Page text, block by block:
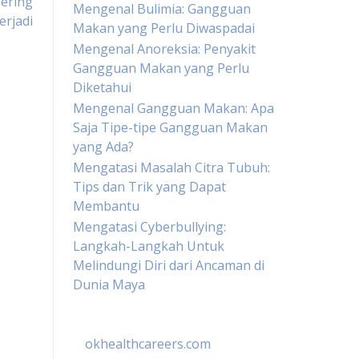
Mengenal Bulimia: Gangguan
Makan yang Perlu Diwaspadai
Mengenal Anoreksia: Penyakit
Gangguan Makan yang Perlu
Diketahui
Mengenal Gangguan Makan: Apa
Saja Tipe-tipe Gangguan Makan
yang Ada?
Mengatasi Masalah Citra Tubuh:
Tips dan Trik yang Dapat
Membantu
Mengatasi Cyberbullying:
Langkah-Langkah Untuk
Melindungi Diri dari Ancaman di
Dunia Maya
okhealthcareers.com